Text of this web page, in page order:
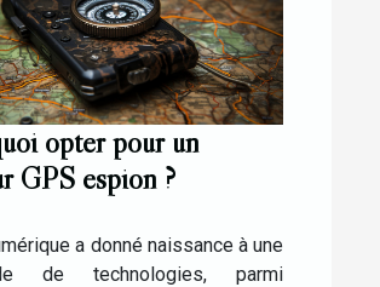
opter pour un
GPS espion ?
a donné naissance à une
de technologies, parmi